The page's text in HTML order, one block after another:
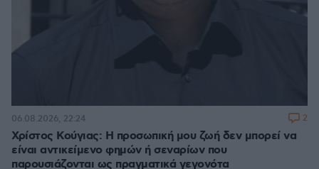
Χρίστος Κούγιας: Η προσωπική μου ζωή δεν μπορεί να
είναι αντικείμενο φημών ή σεναρίων που
παρουσιάζονται ως πραγματικά γεγονότα
06.08.2026, 22:24 2